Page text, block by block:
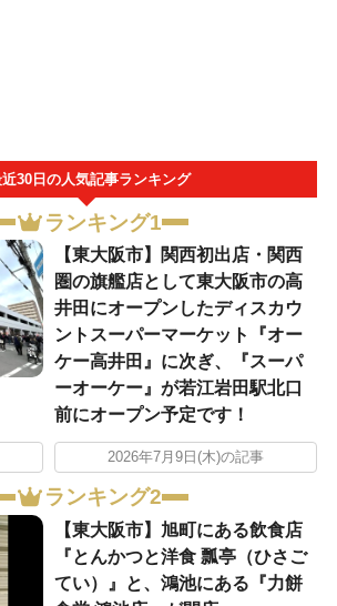
30日の人気記事ランキング
ランキング1
【東大阪市】関西初出店・関西
圏の旗艦店として東大阪市の高
井田にオープンしたディスカウ
ントスーパーマーケット『オー
ケー高井田』に次ぎ、『スーパ
ーオーケー』が若江岩田駅北口
前にオープン予定です！
2026年7月9日(木)の記事
ランキング2
【東大阪市】旭町にある飲食店
『とんかつと洋食 瓢亭（ひさご
てい）』と、鴻池にある『力餅